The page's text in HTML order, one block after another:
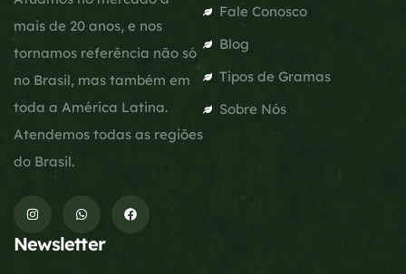
mais de 20 anos, e nos
tornamos referência não só
no Brasil, mas também em
toda a América Latina.
Atendemos todas as regiões
do Brasil.
Fale Conosco
Blog
Tipos de Gramas
Sobre Nós
Newsletter